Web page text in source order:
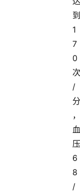
到
1
7
0
次
/
分
，
血
压
6
8
/